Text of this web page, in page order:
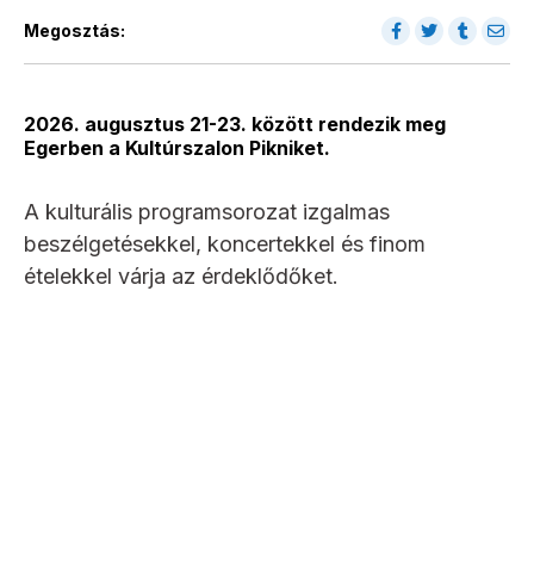
Megosztás:
2026. augusztus 21-23. között rendezik meg
Egerben a Kultúrszalon Pikniket.
A kulturális programsorozat izgalmas
beszélgetésekkel, koncertekkel és finom
ételekkel várja az érdeklődőket.